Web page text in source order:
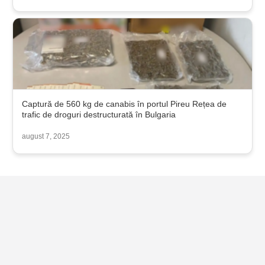
Captură de 560 kg de canabis în portul Pireu Rețea de
trafic de droguri destructurată în Bulgaria
august 7, 2025